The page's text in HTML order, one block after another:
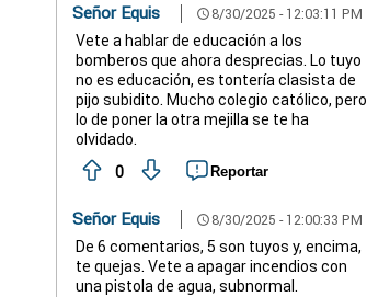
Señor Equis schedule 8/30/2025 - 12:03:11 PM
Vete a hablar de educación a los
bomberos que ahora desprecias. Lo tuyo
no es educación, es tontería clasista de
pijo subidito. Mucho colegio católico, pero
lo de poner la otra mejilla se te ha
olvidado.
0
Reportar
Señor Equis schedule 8/30/2025 - 12:00:33 PM
De 6 comentarios, 5 son tuyos y, encima,
te quejas. Vete a apagar incendios con
una pistola de agua, subnormal.